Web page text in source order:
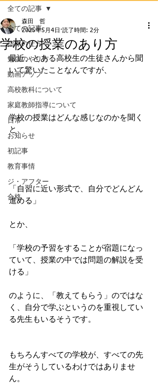
全ての記事
指導の仕方
勉強のやり方
動画アップ
高校教科について
家庭教師指導について
日常
お知らせ
初記事
教育事情
ジ・アフター
合格
全ての記事
学校の授業のあり方
森田 哲
2025年5月4日 読了時間: 2分
最近、とある高校生の生徒さんから聞
いて驚いたことなんですが、
学校の授業はどんな感じなのかを聞く
と、
「自習に近い形式で、自分でどんどん
進める」
とか、
「学校の予習をすることが宿題になっ
ていて、授業の中では問題の解説を受
ける」
のように、「教えてもらう」のではな
く、自分で学ぶというのを重視してい
る先生もいるそうです。
もちろんすべての学校が、すべての先
生がそうしているわけではありませ
ん。